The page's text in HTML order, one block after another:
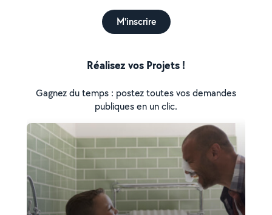
M'inscrire
Réalisez vos Projets !
Gagnez du temps : postez toutes vos demandes
publiques en un clic.